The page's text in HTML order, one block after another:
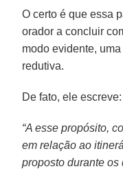
O certo é que essa
orador a concluir
modo evidente,
redutiva.
De fato, ele escreve:
“A esse propósito,
em relação ao
proposto durante